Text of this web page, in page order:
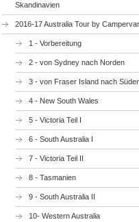
Skandinavien
2016-17 Australia Tour by
1 - Vorbereitung
2 - von Sydney nach Norden
3 - von Fraser Island nach
4 - New South Wales
5 - Victoria Teil I
6 - South Australia I
7 - Victoria Teil II
8 - Tasmanien
9 - South Australia II
10- Western Australia